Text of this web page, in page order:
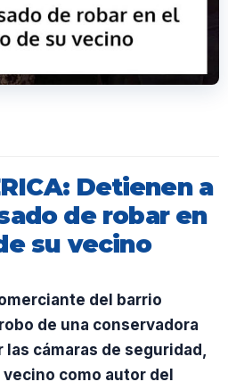
Detienen a
de robar en
su vecino
del barrio
de una conservadora
cámaras de seguridad,
como autor del